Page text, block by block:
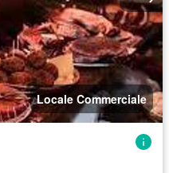
Locale Commerciale